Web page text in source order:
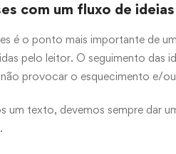
com um fluxo de
é o ponto mais importante de
pelo leitor. O seguimento das
não provocar o esquecimento e/
um texto, devemos sempre dar